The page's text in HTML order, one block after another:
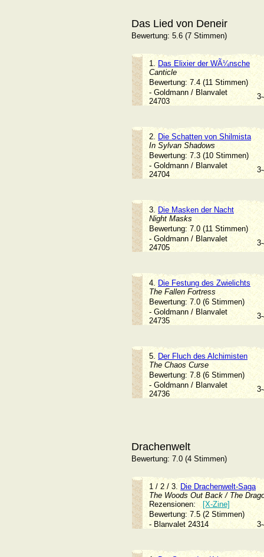
Das Lied von Deneir
Bewertung: 5.6 (7 Stimmen)
1. Das Elixier der WÃ¼nsche
Canticle
Bewertung: 7.4 (11 Stimmen)
- Goldmann / Blanvalet
24703
2. Die Schatten von Shilmista
In Sylvan Shadows
Bewertung: 7.3 (10 Stimmen)
- Goldmann / Blanvalet
24704
3. Die Masken der Nacht
Night Masks
Bewertung: 7.0 (11 Stimmen)
- Goldmann / Blanvalet
24705
4. Die Festung des Zwielichts
The Fallen Fortress
Bewertung: 7.0 (6 Stimmen)
- Goldmann / Blanvalet
24735
5. Der Fluch des Alchimisten
The Chaos Curse
Bewertung: 7.8 (6 Stimmen)
- Goldmann / Blanvalet
24736
Drachenwelt
Bewertung: 7.0 (4 Stimmen)
1 / 2 / 3. Die Drachenwelt-Saga
The Woods Out Back / The
Rezensionen:[X-Zine]
Bewertung: 7.5 (2 Stimmen)
- Blanvalet 24314